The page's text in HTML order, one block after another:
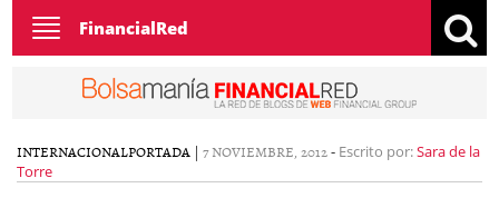
Toggle
navigation
FinancialRed
INTERNACIONALPORTADA | 7 NOVIEMBRE, 2012- Escrito por:Sara de la
Torre